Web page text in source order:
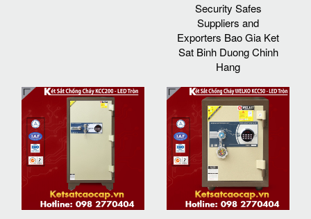
Security Safes
Suppliers and
Exporters Bao Gia Ket
Sat Binh Duong Chinh
Hang